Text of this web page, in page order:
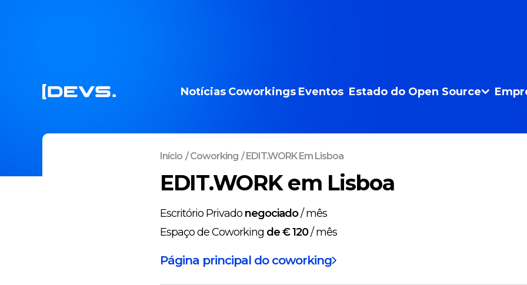
Notícias Coworkings Eventos Estado do Open Source
Início /Coworking / EDIT.WORK Em Lisboa
EDIT.WORK em Lisboa
Escritório Privado negociado/mês
Espaço de Coworking de € 120/mês
Página principal do coworking